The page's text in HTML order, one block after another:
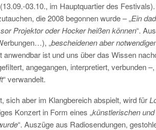
(13.09.-03.10., im Hauptquartier des
die 2008 begonnen wurde – „Ein
Projektor oder Hocker heißen können“.
„bescheidenen aber
ist und uns über das Wissen
angegangen, interpretiert, verbunden
“ verwandelt.
sich aber im Klangbereich abspielt, wird für
Konzert in Form eines „künstlerischen
“. Auszüge aus Radiosendungen,